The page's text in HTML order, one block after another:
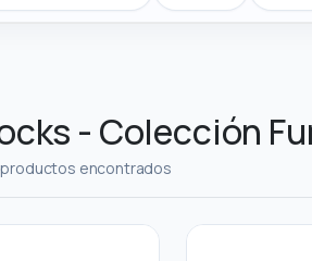
- Colección
productos encontrados